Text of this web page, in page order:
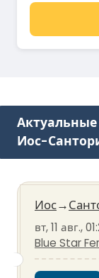
Иос-
Иос→
вт, 11 авг.,
Blue Star